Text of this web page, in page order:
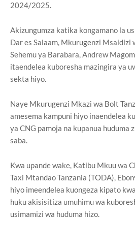
2024/2025.
Akizungumza katika kongamano la
Dar es Salaam, Mkurugenzi Msaidizi
Sehemu ya Barabara, Andrew
itaendelea kuboresha mazingira ya
sekta hiyo.
Naye Mkurugenzi Mkazi wa Bolt
amesema kampuni hiyo inaendelea
ya CNG pamoja na kupanua huduma
saba.
Kwa upande wake, Katibu Mkuu wa
Taxi Mtandao Tanzania (TODA),
hiyo imeendelea kuongeza kipato
huku akisisitiza umuhimu wa
usimamizi wa huduma hizo.